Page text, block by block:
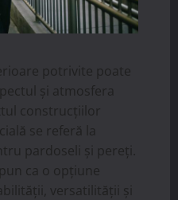
potrivite poate
și atmosfera
construcțiilor
se referă la
pardoseli și pereți.
ca o opțiune
versatilității și